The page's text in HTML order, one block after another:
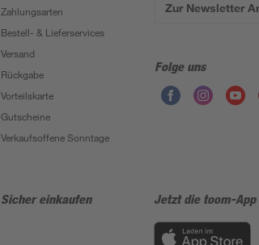
Zahlungsarten
Bestell- & Lieferservices
Versand
Rückgabe
Vorteilskarte
Gutscheine
Verkaufsoffene Sonntage
Zur Newsletter
Folge uns
Sicher einkaufen Jetzt die toom-